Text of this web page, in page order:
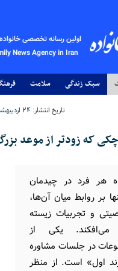
اولین رسانه تخصصی
News Agency in Iran
سبک زندگی سلامت
تاریخ انتشار: ۲۴ اردیبهشت ۱۴۰۵ - ۱۴:۳۲
که زودتر از موعد
هر فرد در چیدمان
بر روابط میان آن‌ها،
و تجربیات زیسته
یکی از
در جلسات مشاوره
اول» است. از منظر